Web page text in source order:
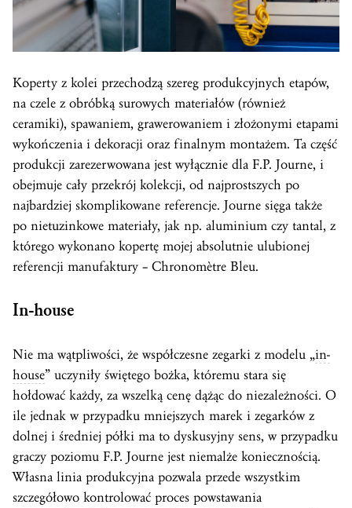
Koperty z kolei przechodzą szereg produkcyjnych etapów,
na czele z obróbką surowych materiałów (również
ceramiki), spawaniem, grawerowaniem i złożonymi etapami
wykończenia i dekoracji oraz finalnym montażem. Ta część
produkcji zarezerwowana jest wyłącznie dla F.P. Journe, i
obejmuje cały przekrój kolekcji, od najprostszych po
najbardziej skomplikowane referencje. Journe sięga także
po nietuzinkowe materiały, jak np. aluminium czy tantal, z
którego wykonano kopertę mojej absolutnie ulubionej
referencji manufaktury – Chronomètre Bleu.
In-house
Nie ma wątpliwości, że współczesne zegarki z modelu „in-
house” uczyniły świętego bożka, któremu stara się
hołdować każdy, za wszelką cenę dążąc do niezależności. O
ile jednak w przypadku mniejszych marek i zegarków z
dolnej i średniej półki ma to dyskusyjny sens, w przypadku
graczy poziomu F.P. Journe jest niemalże koniecznością.
Własna linia produkcyjna pozwala przede wszystkim
szczegółowo kontrolować proces powstawania